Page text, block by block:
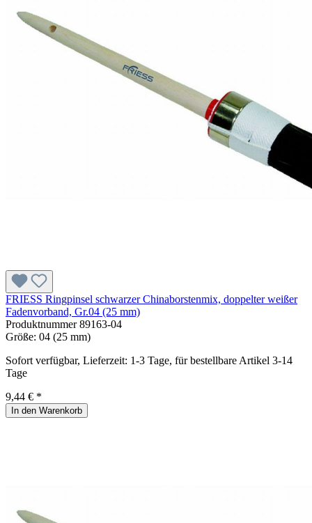
FRIESS Ringpinsel schwarzer Chinaborstenmix, doppelter weißer
Fadenvorband, Gr.04 (25 mm)
Produktnummer89163-04
Größe: 04 (25 mm)
Sofort verfügbar, Lieferzeit: 1-3 Tage, für bestellbare Artikel 3-14
Tage
9,44 € *
In den Warenkorb